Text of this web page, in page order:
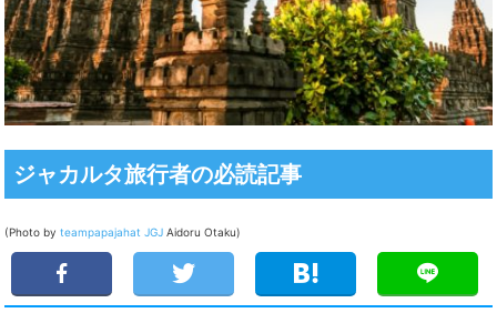
ジャカルタ旅行者の必読記事
(Photo by teampapajahat JGJ Aidoru Otaku)